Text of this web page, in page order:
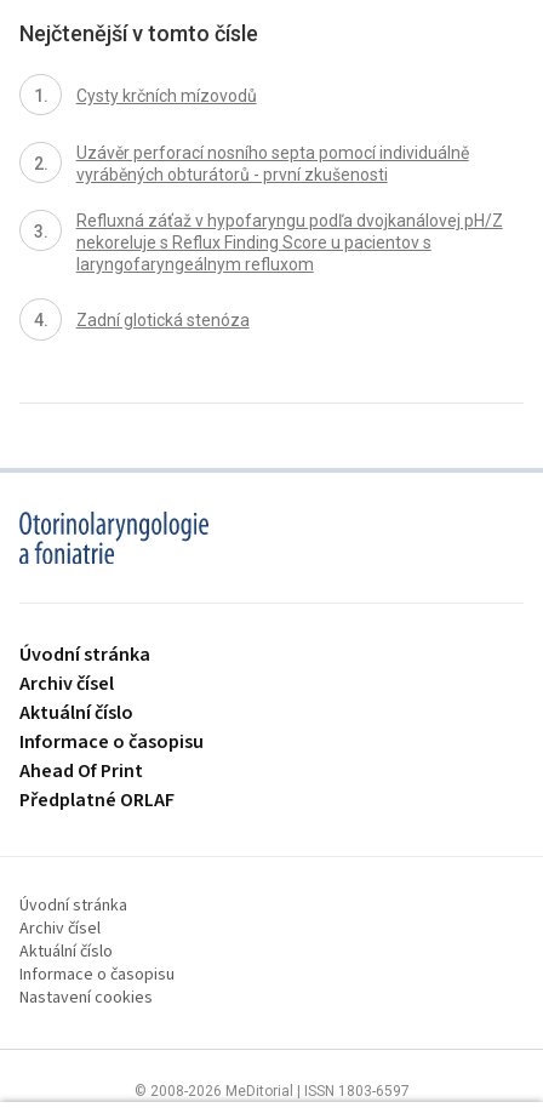
Nejčtenější v tomto čísle
Cysty krčních mízovodů
Uzávěr perforací nosního septa pomocí individuálně
vyráběných obturátorů - první zkušenosti
Refluxná záťaž v hypofaryngu podľa dvojkanálovej pH/Z
nekoreluje s Reflux Finding Score u pacientov s
laryngofaryngeálnym refluxom
Zadní glotická stenóza
proLékaře.cz
Úvodní stránka
Archiv čísel
Aktuální číslo
Informace o časopisu
Ahead Of Print
Předplatné ORLAF
Úvodní stránka
Archiv čísel
Aktuální číslo
Informace o časopisu
Nastavení cookies
© 2008-2026 MeDitorial | ISSN 1803-6597